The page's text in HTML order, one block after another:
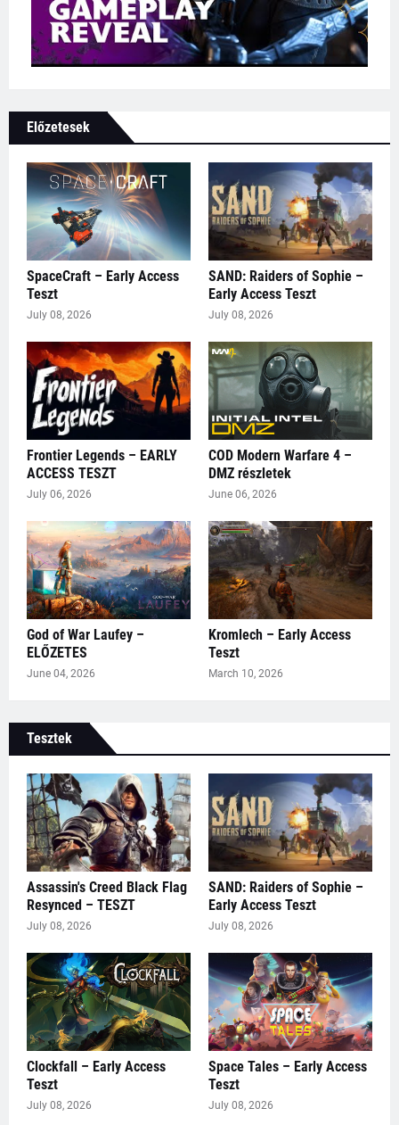
Előzetesek
SpaceCraft – Early Access
Teszt
July 08, 2026
SAND: Raiders of Sophie –
Early Access Teszt
July 08, 2026
Frontier Legends – EARLY
ACCESS TESZT
July 06, 2026
COD Modern Warfare 4 –
DMZ részletek
June 06, 2026
God of War Laufey –
ELŐZETES
June 04, 2026
Kromlech – Early Access
Teszt
March 10, 2026
Tesztek
Assassin's Creed Black Flag
Resynced – TESZT
July 08, 2026
SAND: Raiders of Sophie –
Early Access Teszt
July 08, 2026
Clockfall – Early Access
Teszt
July 08, 2026
Space Tales – Early Access
Teszt
July 08, 2026